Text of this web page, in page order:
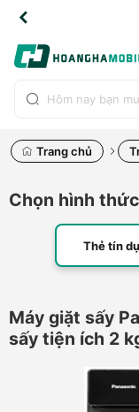
Trang chủ
Chọn hình
Thẻ tín
Máy giặt sấy
sấy tiện ích 2